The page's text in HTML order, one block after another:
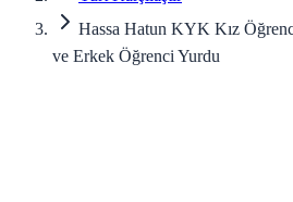
Hassa Hatun KYK Kız
ve Erkek Öğrenci Yurdu